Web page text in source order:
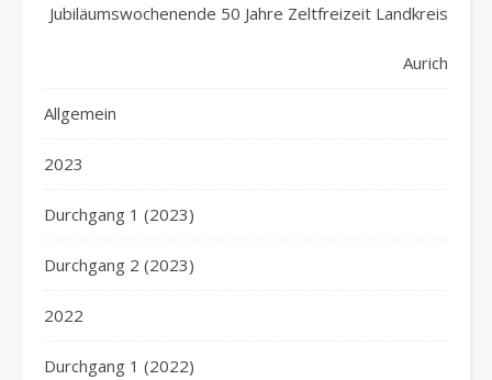
Jubiläumswochenende 50 Jahre Zeltfreizeit Landkreis
Aurich
Allgemein
2023
Durchgang 1 (2023)
Durchgang 2 (2023)
2022
Durchgang 1 (2022)